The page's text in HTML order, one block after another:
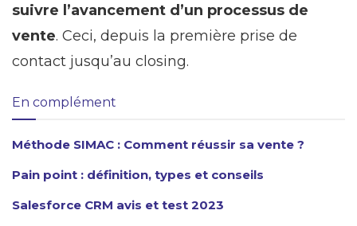
suivre l’avancement d’un processus de
vente. Ceci, depuis la première prise de
contact jusqu’au closing.
En complément
Méthode SIMAC : Comment réussir sa vente ?
Pain point : définition, types et conseils
Salesforce CRM avis et test 2023